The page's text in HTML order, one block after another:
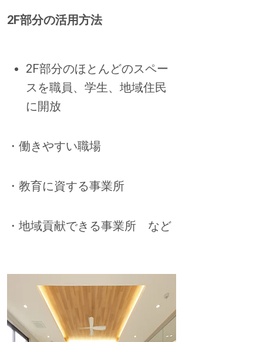
2F部分の活用方法
2F部分のほとんどのスペー
スを職員、学生、地域住民
に開放
・働きやすい職場
・教育に資する事業所
・地域貢献できる事業所 など